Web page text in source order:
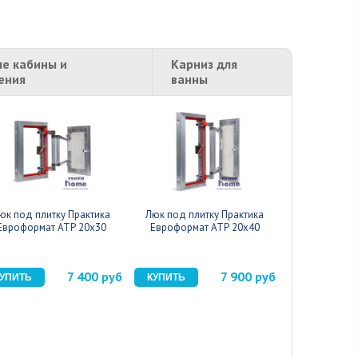
кабины и
Карниз для
ванны
под плитку Практика
АТР 20x30
7 400 руб
Люк под плитку Практика
Евроформат АТР 20x40
7 900 руб